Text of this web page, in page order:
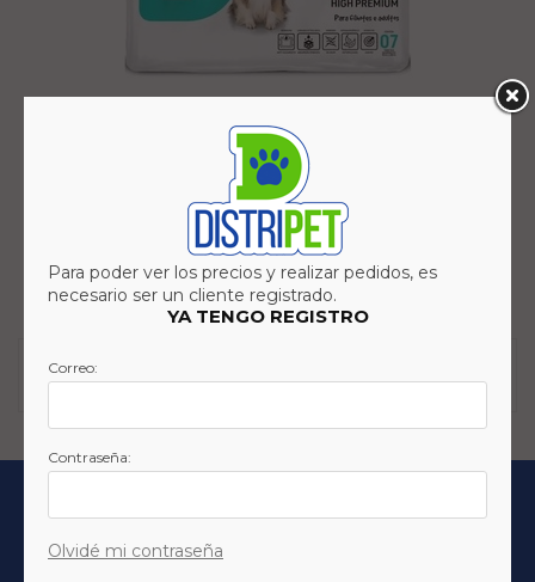
REGÍSTRESE O INICIE SESIÓN PARA VER PRECIOS
ALFOMBRA HIGIENICA DOGS CARE H.PREMIUM
7UND 82X60
+ TAPETE HIGIENICO
+ DOGS CARE 15%
1producto
Para poder ver los precios y realizar pedidos, es
necesario ser un cliente registrado.
YA TENGO REGISTRO
Correo:
Contraseña:
Olvidé mi contraseña